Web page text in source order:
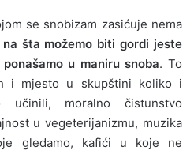
se snobizam zasićuje nema
na šta možemo biti gordi jeste
u maniru snoba. To
i mjesto u skupštini koliko i
učinili, moralno čistunstvo
u vegeterijanizmu, muzika
gledamo, kafići u koje ne